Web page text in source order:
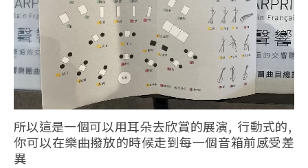
所以這是一個可以用耳朵去欣賞的展演, 行動式的,
你可以在樂曲撥放的時候走到每一個音箱前感受差
異